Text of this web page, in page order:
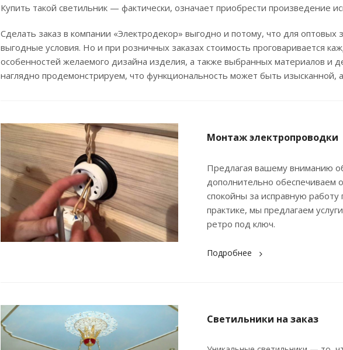
Купить такой светильник — фактически, означает приобрести произведение
Сделать заказ в компании «Электродекор» выгодно и потому, что для
выгодные условия. Но и при розничных заказах стоимость проговаривается
особенностей желаемого дизайна изделия, а также выбранных материалов
наглядно продемонстрируем, что функциональность может быть изысканной,
Монтаж электропроводки
Предлагая вашему вниманию
дополнительно обеспечиваем
спокойны за исправную
практике, мы предлагаем
ретро под ключ.
Подробнее
Светильники на заказ